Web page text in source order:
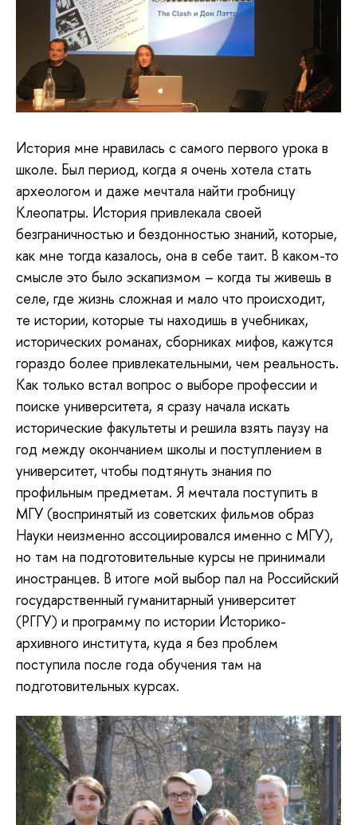
История мне нравилась с самого первого урока в
школе. Был период, когда я очень хотела стать
археологом и даже мечтала найти гробницу
Клеопатры. История привлекала своей
безграничностью и бездонностью знаний, которые,
как мне тогда казалось, она в себе таит. В каком-то
смысле это было эскапизмом – когда ты живешь в
селе, где жизнь сложная и мало что происходит,
те истории, которые ты находишь в учебниках,
исторических романах, сборниках мифов, кажутся
гораздо более привлекательными, чем реальность.
Как только встал вопрос о выборе профессии и
поиске университета, я сразу начала искать
исторические факультеты и решила взять паузу на
год между окончанием школы и поступлением в
университет, чтобы подтянуть знания по
профильным предметам. Я мечтала поступить в
МГУ (воспринятый из советских фильмов образ
Науки неизменно ассоциировался именно с МГУ),
но там на подготовительные курсы не принимали
иностранцев. В итоге мой выбор пал на Российский
государственный гуманитарный университет
(РГГУ) и программу по истории Историко-
архивного института, куда я без проблем
поступила после года обучения там на
подготовительных курсах.